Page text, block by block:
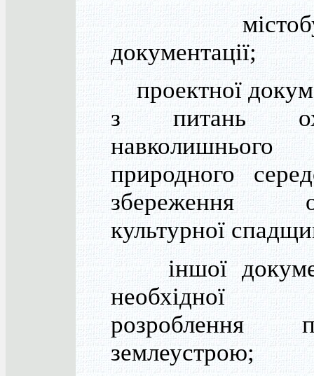
документації;
проектної
з питань
навколишнього
природного
збереження
культурної
іншої
розроблення
землеустрою;